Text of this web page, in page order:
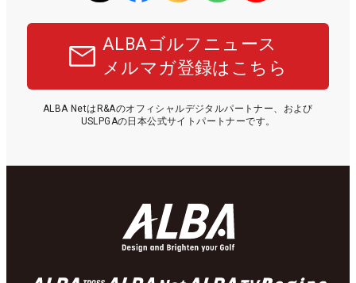
ALBAゴルフニュース
メルマガ登録はこちら
ALBA NetはR&Aのオフィシャルデジタルパートナー、および
USLPGAの日本公式サイトパートナーです。